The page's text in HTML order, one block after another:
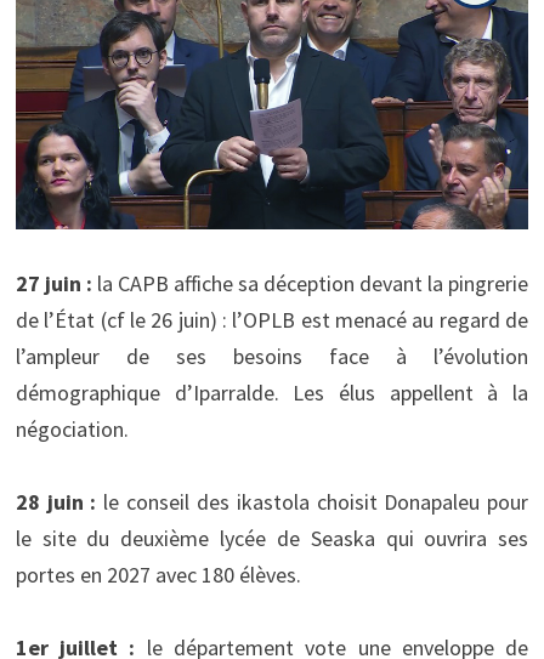
27 juin : la CAPB affiche sa déception devant la pingrerie
de l’État (cf le 26 juin) : l’OPLB est menacé au regard de
l’ampleur de ses besoins face à l’évolution
démographique d’Iparralde. Les élus appellent à la
négociation.
28 juin : le conseil des ikastola choisit Donapaleu pour
le site du deuxième lycée de Seaska qui ouvrira ses
portes en 2027 avec 180 élèves.
1er juillet : le département vote une enveloppe de